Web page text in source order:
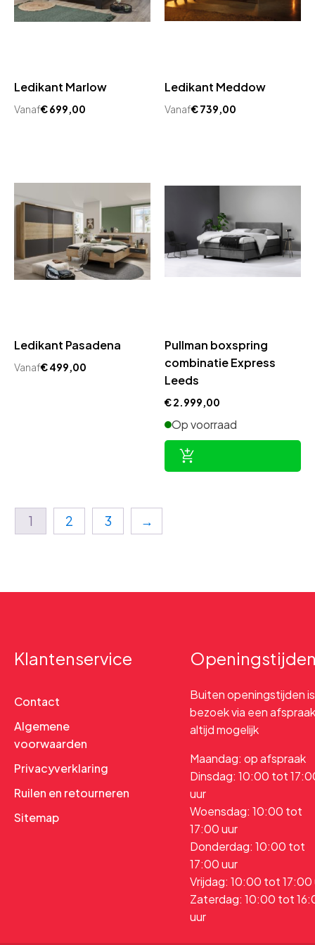
Ledikant Marlow
Vanaf€699,00
Ledikant Meddow
Vanaf€739,00
Ledikant Pasadena
Vanaf€499,00
Pullman boxspring
combinatie Express
Leeds
€2.999,00
Op voorraad
1 2 3 →
Klantenservice
Contact
Algemene
voorwaarden
Privacyverklaring
Ruilen en retourneren
Sitemap
Buiten openingstijden is
bezoek via een afspraak
altijd mogelijk
Maandag: op afspraak
Dinsdag: 10:00 tot
uur
Woensdag: 10:00 tot
17:00 uur
Donderdag: 10:00 tot
17:00 uur
Vrijdag: 10:00 tot 17:00
Zaterdag: 10:00 tot
uur